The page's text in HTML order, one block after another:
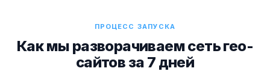
ПРОЦЕСС ЗАПУСКА
Как мы разворачиваем сеть гео-
сайтов за 7 дней